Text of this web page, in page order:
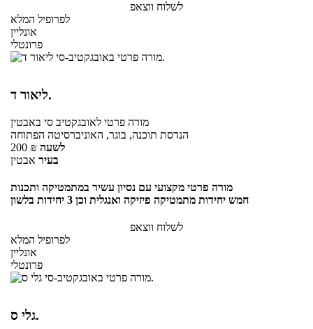
לשלוח ווצאפ
לפרופיל המלא
אונליין
פרונטלי
ליאור ד.
מורה פרטי לאובגקטיב סי באבטין
הנדסת תוכנה, בוגר, האוניברסיטה הפתוחה
200 ₪ לשעה
בעיר אבטין
מורה פרטי מקצועי עם נסיון עשיר במתמטיקה ותכנות
חמש יחידות מתמטיקה פיזיקה ואנגלית וכן 3 יחידות בלשון
לשלוח ווצאפ
לפרופיל המלא
אונליין
פרונטלי
גלי ס.